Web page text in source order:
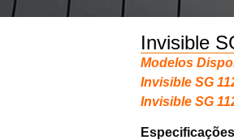
Invisible
Modelos
Invisible SG
Invisible SG